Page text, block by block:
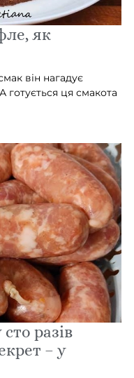
як
він нагадує
ця смакота
разів
– у